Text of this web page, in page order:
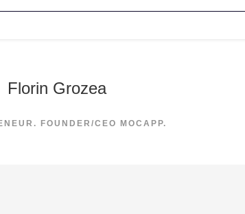
Florin Grozea
FOUNDER/CEO MOCAPP.